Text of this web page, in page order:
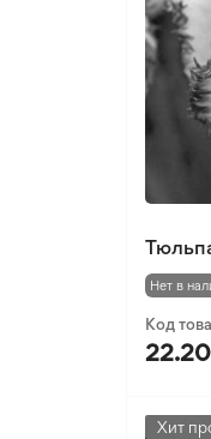
Нет в
Код
Хит